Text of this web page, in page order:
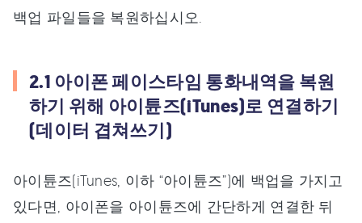
백업 파일들을 복원하십시오.
2.1 아이폰 페이스타임 통화내역을 복원
하기 위해 아이튠즈(iTunes)로 연결하기
(데이터 겹쳐쓰기)
아이튠즈(iTunes, 이하 “아이튠즈”)에 백업을 가지고
있다면, 아이폰을 아이튠즈에 간단하게 연결한 뒤